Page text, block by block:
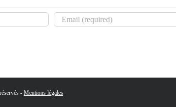
- Mentions légales